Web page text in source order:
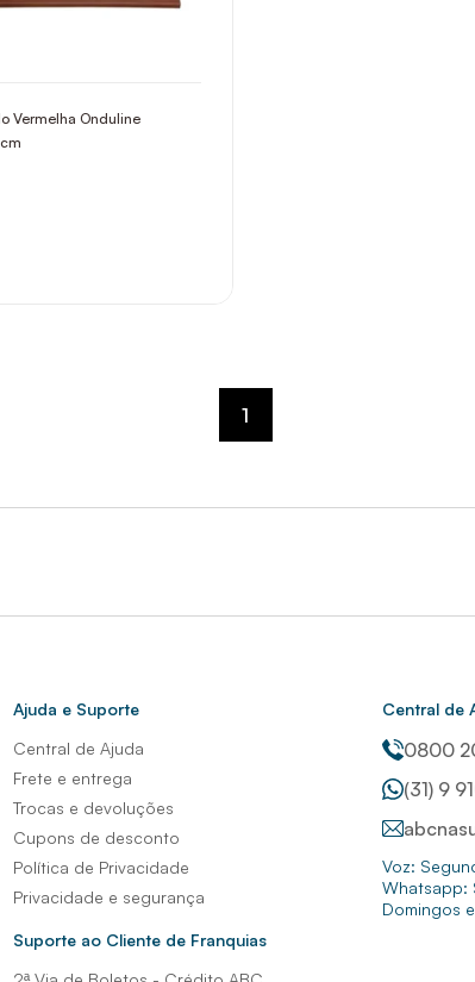
Vermelha Onduline
1
Ajuda e Suporte
Central de Ajuda
Frete e entrega
Trocas e devoluções
Cupons de desconto
Política de Privacidade
Privacidade e segurança
Suporte ao Cliente de Franquias
Central de
0800
(31) 9
Voz:
Whatsapp:
Domingos